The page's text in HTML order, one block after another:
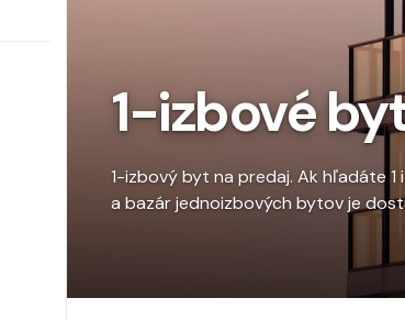
1-izbové
1-izbový byt na predaj. Ak hľadáte
a bazár jednoizbových bytov je